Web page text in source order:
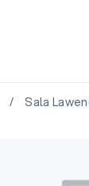
/ Sala